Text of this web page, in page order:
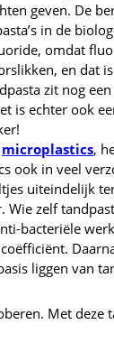
geven. De
in de
omdat
en dat
zit nog
is echter ook
microplastics,
ook in veel
uiteindelijk
Wie zelf
bacteriële
liggen van
Met